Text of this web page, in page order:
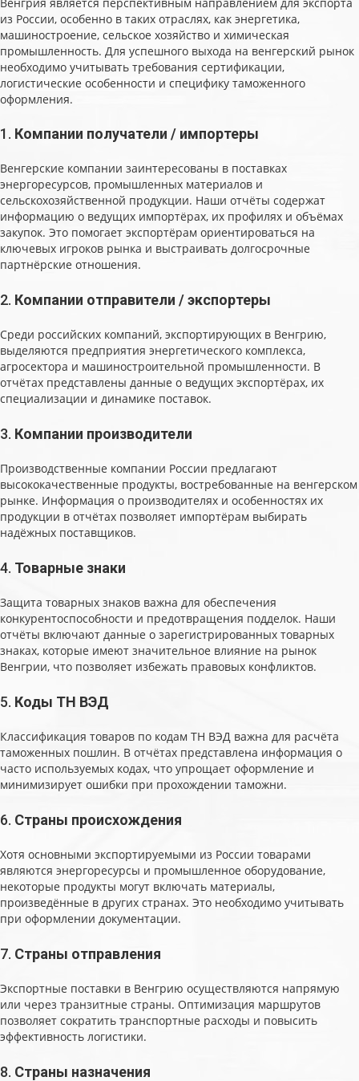
из России, особенно в таких отраслях, как энергетика,
машиностроение, сельское хозяйство и химическая
промышленность. Для успешного выхода на венгерский рынок
необходимо учитывать требования сертификации,
логистические особенности и специфику таможенного
оформления.
1. Компании получатели / импортеры
Венгерские компании заинтересованы в поставках
энергоресурсов, промышленных материалов и
сельскохозяйственной продукции. Наши отчёты содержат
информацию о ведущих импортёрах, их профилях и объёмах
закупок. Это помогает экспортёрам ориентироваться на
ключевых игроков рынка и выстраивать долгосрочные
партнёрские отношения.
2. Компании отправители / экспортеры
Среди российских компаний, экспортирующих в Венгрию,
выделяются предприятия энергетического комплекса,
агросектора и машиностроительной промышленности. В
отчётах представлены данные о ведущих экспортёрах, их
специализации и динамике поставок.
3. Компании производители
Производственные компании России предлагают
высококачественные продукты, востребованные на венгерском
рынке. Информация о производителях и особенностях их
продукции в отчётах позволяет импортёрам выбирать
надёжных поставщиков.
4. Товарные знаки
Защита товарных знаков важна для обеспечения
конкурентоспособности и предотвращения подделок. Наши
отчёты включают данные о зарегистрированных товарных
знаках, которые имеют значительное влияние на рынок
Венгрии, что позволяет избежать правовых конфликтов.
5. Коды ТН ВЭД
Классификация товаров по кодам ТН ВЭД важна для расчёта
таможенных пошлин. В отчётах представлена информация о
часто используемых кодах, что упрощает оформление и
минимизирует ошибки при прохождении таможни.
6. Страны происхождения
Хотя основными экспортируемыми из России товарами
являются энергоресурсы и промышленное оборудование,
некоторые продукты могут включать материалы,
произведённые в других странах. Это необходимо учитывать
при оформлении документации.
7. Страны отправления
Экспортные поставки в Венгрию осуществляются напрямую
или через транзитные страны. Оптимизация маршрутов
позволяет сократить транспортные расходы и повысить
эффективность логистики.
8. Страны назначения